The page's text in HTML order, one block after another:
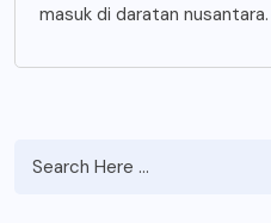
masuk di daratan